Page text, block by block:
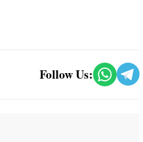
Follow Us: